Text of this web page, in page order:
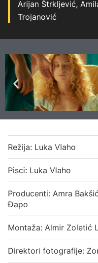
Arijan Štrkljević,
Trojanović
Režija: Luka Vlaho
Pisci: Luka Vlaho
Producenti: Amra
Đapo
Montaža: Almir Zoletić
Direktori fotografije: